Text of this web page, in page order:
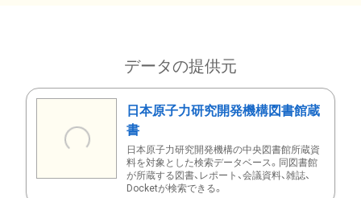
データの提供元
日本原子力研究開発機構図書館蔵
書
日本原子力研究開発機構の中央図書館所蔵資
料を対象とした検索データベース。同図書館
が所蔵する図書、レポート、会議資料、雑誌、
Docketが検索できる。